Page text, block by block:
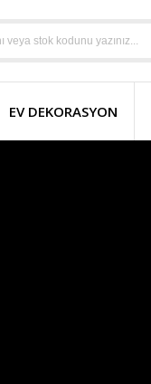
EV DEKORASYON